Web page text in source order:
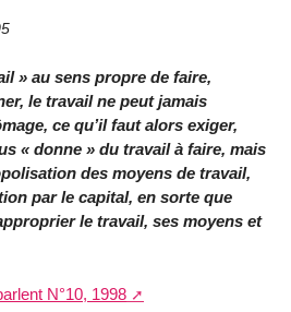
» au sens propre de faire,
le travail ne peut jamais
ce qu’il faut alors exiger,
« donne » du travail à faire, mais
des moyens de travail,
par le capital, en sorte que
le travail, ses moyens et
N°10, 1998